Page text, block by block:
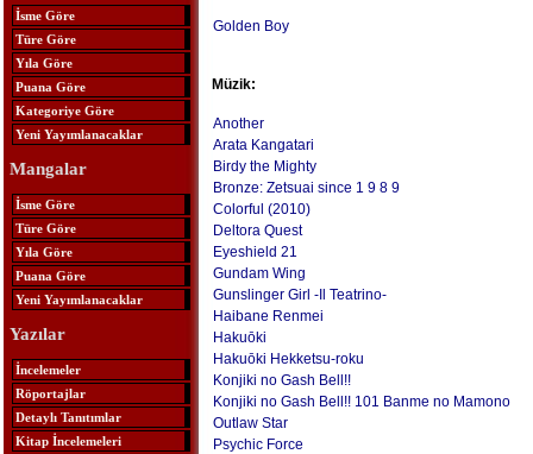
İsme Göre
Türe Göre
Yıla Göre
Puana Göre
Kategoriye Göre
Yeni Yayımlanacaklar
Mangalar
İsme Göre
Türe Göre
Yıla Göre
Puana Göre
Yeni Yayımlanacaklar
Yazılar
İncelemeler
Röportajlar
Detaylı Tanıtımlar
Kitap İncelemeleri
Golden Boy
Müzik:
Another
Arata Kangatari
Birdy the Mighty
Bronze: Zetsuai since 1 9 8 9
Colorful (2010)
Deltora Quest
Eyeshield 21
Gundam Wing
Gunslinger Girl -Il Teatrino-
Haibane Renmei
Hakuōki
Hakuōki Hekketsu-roku
Konjiki no Gash Bell!!
Konjiki no Gash Bell!! 101 Banme no Mamono
Outlaw Star
Psychic Force